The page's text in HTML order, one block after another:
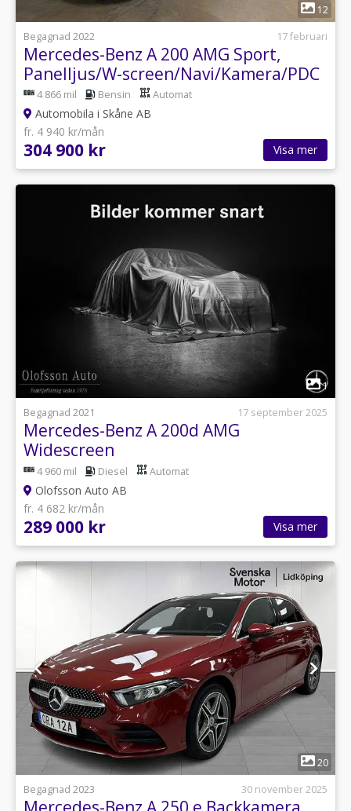
12
Begagnad 2022
17 februari
Mercedes-Benz A 200 AMG Sport,
Panelljus/W-screen/Navi/Kamera/PDC
f&b4 866 mil Bensin Automat
Automobila i Skåne AB
fr. 4 940 kr/mån
304 900 kr Visa mer
1
Begagnad 2021
17 september 2025
Mercedes-Benz A 200d AMG
Widescreen
4 960 mil Diesel Automat
Olofsson Auto AB
fr. 4 682 kr/mån
289 000 kr Visa mer
1
20
Begagnad 2023
30 november 2025